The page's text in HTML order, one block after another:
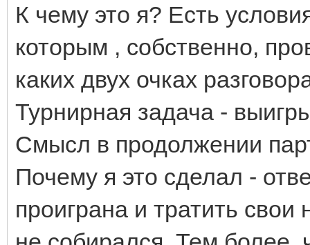
К чему это я? Есть
которым , собственно,
каких двух очках
Турнирная задача -
Смысл в продолжении
Почему я это сделал -
проиграна и тратить